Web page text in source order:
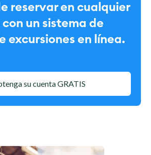
reservar en cualquier
un sistema de
excursiones en línea.
su cuenta GRATIS